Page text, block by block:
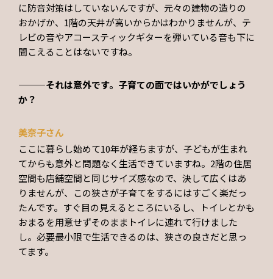
に防音対策はしていないんですが、元々の建物の造りの
おかげか、1階の天井が高いからかはわかりませんが、テ
レビの音やアコースティックギターを弾いている音も下に
聞こえることはないですね。
———それは意外です。子育ての面ではいかがでしょう
か？
美奈子さん
ここに暮らし始めて10年が経ちますが、子どもが生まれ
てからも意外と問題なく生活できていますね。2階の住居
空間も店舗空間と同じサイズ感なので、決して広くはあ
りませんが、この狭さが子育てをするにはすごく楽だっ
たんです。すぐ目の見えるところにいるし、トイレとかも
おまるを用意せずそのままトイレに連れて行けました
し。必要最小限で生活できるのは、狭さの良さだと思っ
てます。